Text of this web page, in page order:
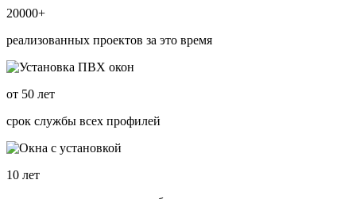
20000+
реализованных проектов за это время
от 50 лет
срок службы всех профилей
10 лет